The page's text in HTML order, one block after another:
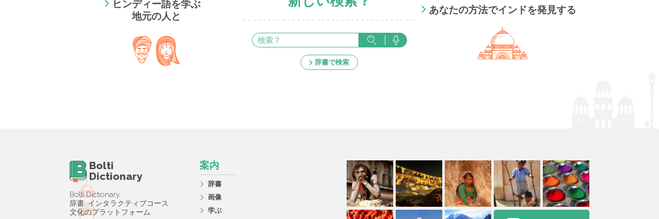
ヒンディー語を学ぶ
地元の人と
辞書で検索
あなたの方法でインドを発見する
Bolti
Dictionary
Bolti Dictionary,
辞書, インタラクティブコース
文化のプラットフォーム
案内
辞書
画像
学ぶ